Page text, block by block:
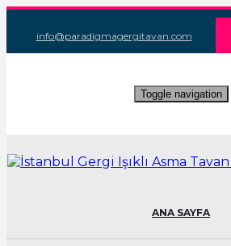
info@paradigmagergitavan.com
Toggle navigation
ANA SAYFA